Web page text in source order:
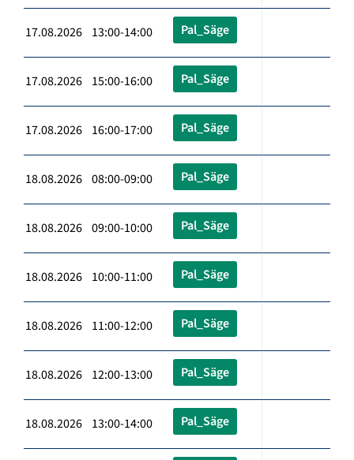
17.08.2026 13:00-14:00 Pal_Säge
17.08.2026 15:00-16:00 Pal_Säge
17.08.2026 16:00-17:00 Pal_Säge
18.08.2026 08:00-09:00 Pal_Säge
18.08.2026 09:00-10:00 Pal_Säge
18.08.2026 10:00-11:00 Pal_Säge
18.08.2026 11:00-12:00 Pal_Säge
18.08.2026 12:00-13:00 Pal_Säge
18.08.2026 13:00-14:00 Pal_Säge